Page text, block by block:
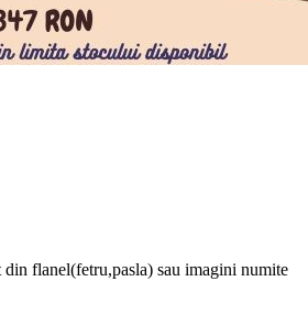
flanel(fetru,pasla) sau imagini numite